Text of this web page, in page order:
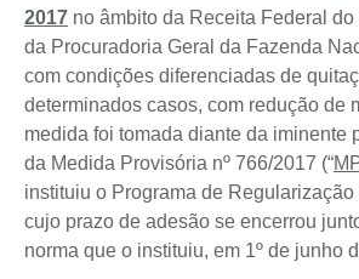
2017 no âmbito da Receita Federal do
da Procuradoria Geral da Fazenda
com condições diferenciadas de
determinados casos, com redução de
medida foi tomada diante da iminente
da Medida Provisória nº 766/2017 (“
instituiu o Programa de Regularização
cujo prazo de adesão se encerrou
norma que o instituiu, em 1º de junho